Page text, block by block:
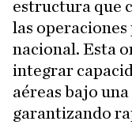
estructura que
las
nacional. Esta
integrar
aéreas bajo
garantizando